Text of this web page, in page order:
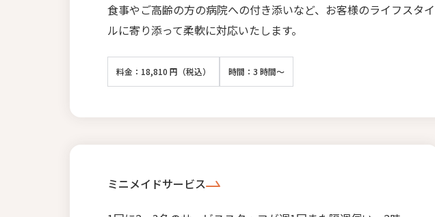
食事やご高齢の方の病院への付き添いなど、お客様のライフスタイ
ルに寄り添って柔軟に対応いたします。
料金：18,810 円（税込） 時間：3 時間～
ミニメイドサービス